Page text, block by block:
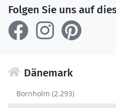
Folgen Sie uns auf
Dänemark
Bornholm (2.293)